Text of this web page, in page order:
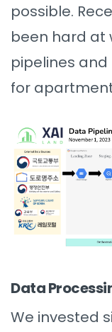
possible.
been hard at
pipelines
for
Data
We invested